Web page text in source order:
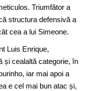
Triumfător a
structura defensivă a
cea a lui Simeone.
Luis Enrique,
și cealaltă categorie, în
iar mai apoi a
e cel mai bun atac și,